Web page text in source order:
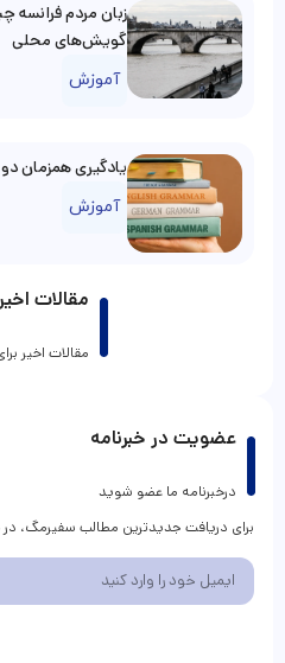
مقالات اخیر
مقالات اخیر
زبان مردم فرانسه
گویش‌های محلی
آموزش
یادگیری همزمان
آموزش
عضویت در خبرنامه
درخبرنامه ما عضو شوید
برای دریافت جدیدترین مطالب سفیرمگ،